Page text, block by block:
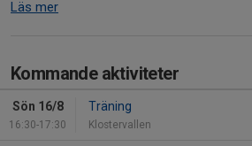
Läs mer
Kommande aktiviteter
Sön 16/8
16:30-17:30
Träning
Klostervallen